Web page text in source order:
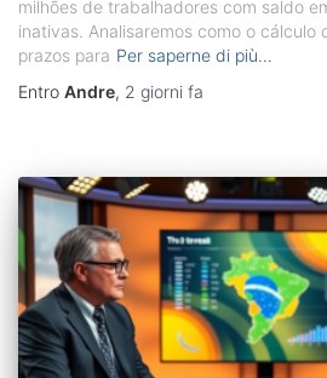
milhões de trabalhadores com saldo
inativas. Analisaremos como o cálculo
prazos para Per saperne di più…
Entro Andre, 2 giorni fa